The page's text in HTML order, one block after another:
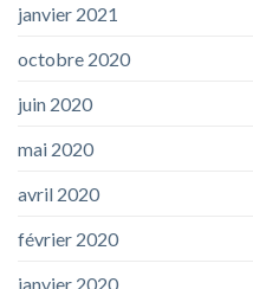
janvier 2021
octobre 2020
juin 2020
mai 2020
avril 2020
février 2020
janvier 2020